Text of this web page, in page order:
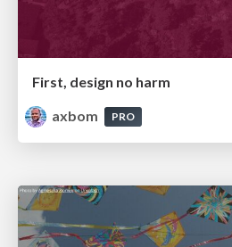
First, design no harm
axbom
PRO